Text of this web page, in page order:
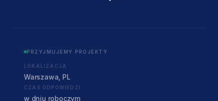
PRZYJMUJEMY PROJEKTY
LOKALIZACJA
Warszawa, PL
CZAS ODPOWIEDZI
w dniu roboczym